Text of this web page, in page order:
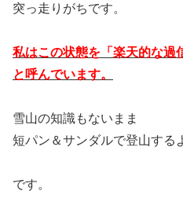
突っ走りがちです。
私はこの状態を「楽天的な過
と呼んでいます。
雪山の知識もないまま
短パン＆サンダルで登山する
です。